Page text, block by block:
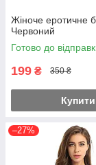
Жіноче еротичне
Червоний
Готово до
199 ₴ 350 ₴
Купити
–27%